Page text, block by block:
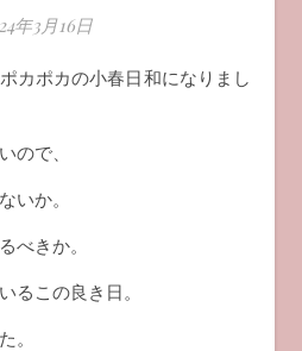
年3月16日
ので、
いか。
べきか。
るこの良き日。
。